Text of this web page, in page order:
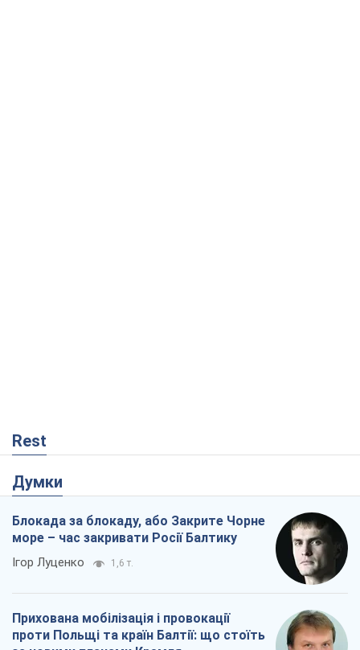
Rest
Думки
Блокада за блокаду, або Закрите Чорне
море – час закривати Росії Балтику
Ігор Луценко 1,6 т.
Прихована мобілізація і провокації
проти Польщі та країн Балтії: що стоїть